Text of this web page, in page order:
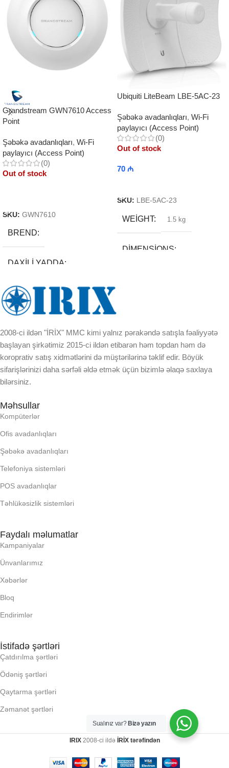
Grandstream GWN7610 Access
Point
Şəbəkə avadanlıqları, Wi-Fi
paylayıcı (Access Point)
(0)
Out of stock
SKU: GWN7610
BREND
DAXILI YADDA
EKRAN
OPERATIV YADDA
OXUNAN BARKOD NV:
PROSESSOR
QURULU:
RAM
RNG
SSD
KLI
NTERFEYS:
Ubiquiti LiteBeam LBE-5AC-23
Şəbəkə avadanlıqları, Wi-Fi
paylayıcı (Access Point)
(0)
Out of stock
70 ₼
SKU: LBE-5AC-23
WEIGHT 1.5 kg
DIMENSIONS
DAXILI YADDA
KI, Q:
2008-ci ildən "İRİX" MMC kimi yalnız pərakəndə satışla fəaliyyətə
başlayan şirkətimiz 2015-ci ildən etibarən həm topdan həm də
koroprativ satış xidmətlərini də müştərilərinə təklif edir. Böyük
sifarişlərinizi daha sərfəli əldə etmək üçün bizimlə əlaqə saxlaya
bilərsiniz.
Məhsullar
Kompüterlər
Ofis avadanlıqları
Şəbəkə avadanlıqları
Telefoniya sistemləri
POS avadanlıqlar
Təhlükəsizlik sistemləri
Faydalı məlumatlar
Kampaniyalar
Ünvanlarımız
Xəbərlər
Bloq
Endirimlər
İstifadə şərtləri
Çatdırılma şərtləri
Ödəniş şərtləri
Qaytarma şərtləri
Zəmanət şərtləri
IRIX 2008-ci ildə İRİX tərəfindən
Sualınız var? Bizə yazın